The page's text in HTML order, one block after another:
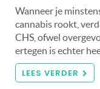
Wanneer je
cannabis rookt,
CHS, ofwel
ertegen is echter
LEES VERDER